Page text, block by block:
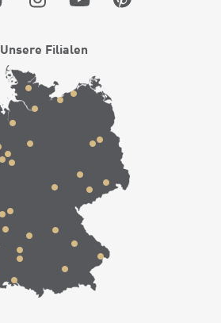
Unsere Filialen